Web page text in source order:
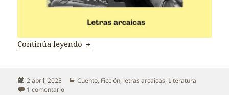
Continúa leyendo Episodio del enemigo, dos
Publicado
el
2 abril, 2025 Categorías
Cuento, Ficción, letras arcaicas, Literatura
1 comentarioen Episodio del enemigo, dos